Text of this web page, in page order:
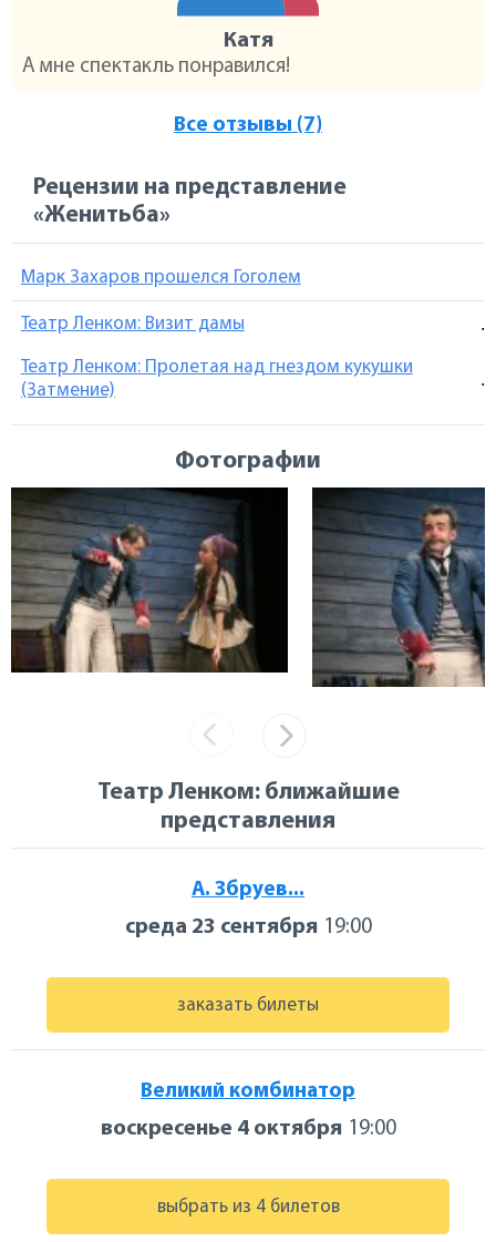
А мне спектакль понравился!
Катя
Все отзывы (7)
Рецензии на представление
«Женитьба»
Марк Захаров прошелся Гоголем
Театр Ленком: Визит дамы .
Театр Ленком: Пролетая над гнездом кукушки
(Затмение)
.
Фотографии
Театр Ленком: ближайшие
представления
А. Збруев...
среда 23 сентября 19:00
заказать билеты
Великий комбинатор
воскресенье 4 октября 19:00
выбрать из 4 билетов